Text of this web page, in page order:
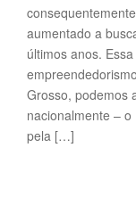
aumentado a
últimos anos.
Grosso, podemos
nacionalmente –
pela […]